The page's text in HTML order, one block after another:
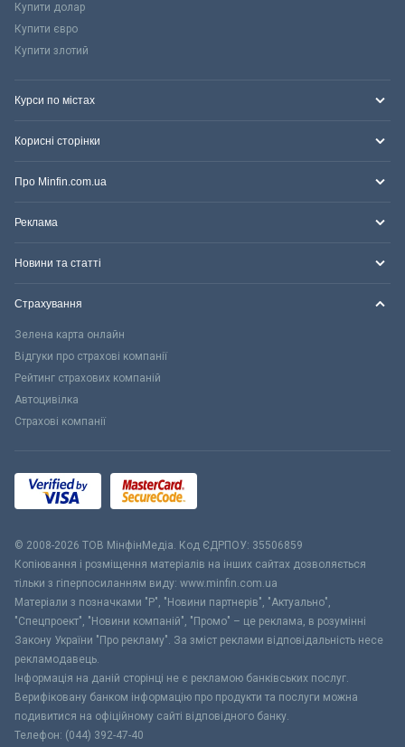
Купити долар
Купити євро
Купити злотий
Курси по містах
Корисні сторінки
Про Minfin.com.ua
Реклама
Новини та статті
Страхування
Зелена карта онлайн
Відгуки про страхові компанії
Рейтинг страхових компаній
Автоцивілка
Страхові компанії
© 2008-2026 ТОВ МiнфiнМедiа. Код ЄДРПОУ: 35506859
Копіювання і розміщення матеріалів на інших сайтах дозволяється
тільки з гіперпосиланням виду: www.minfin.com.ua
Матеріали з позначками "Р", "Новини партнерів", "Актуально",
"Спецпроект", "Новини компаній", "Промо" – це реклама, в розумінні
Закону України "Про рекламу". За зміст реклами відповідальність несе
рекламодавець.
Інформація на даній сторінці не є рекламою банківських послуг.
Верифіковану банком інформацію про продукти та послуги можна
подивитися на офіційному сайті відповідного банку.
Телефон: (044) 392-47-40